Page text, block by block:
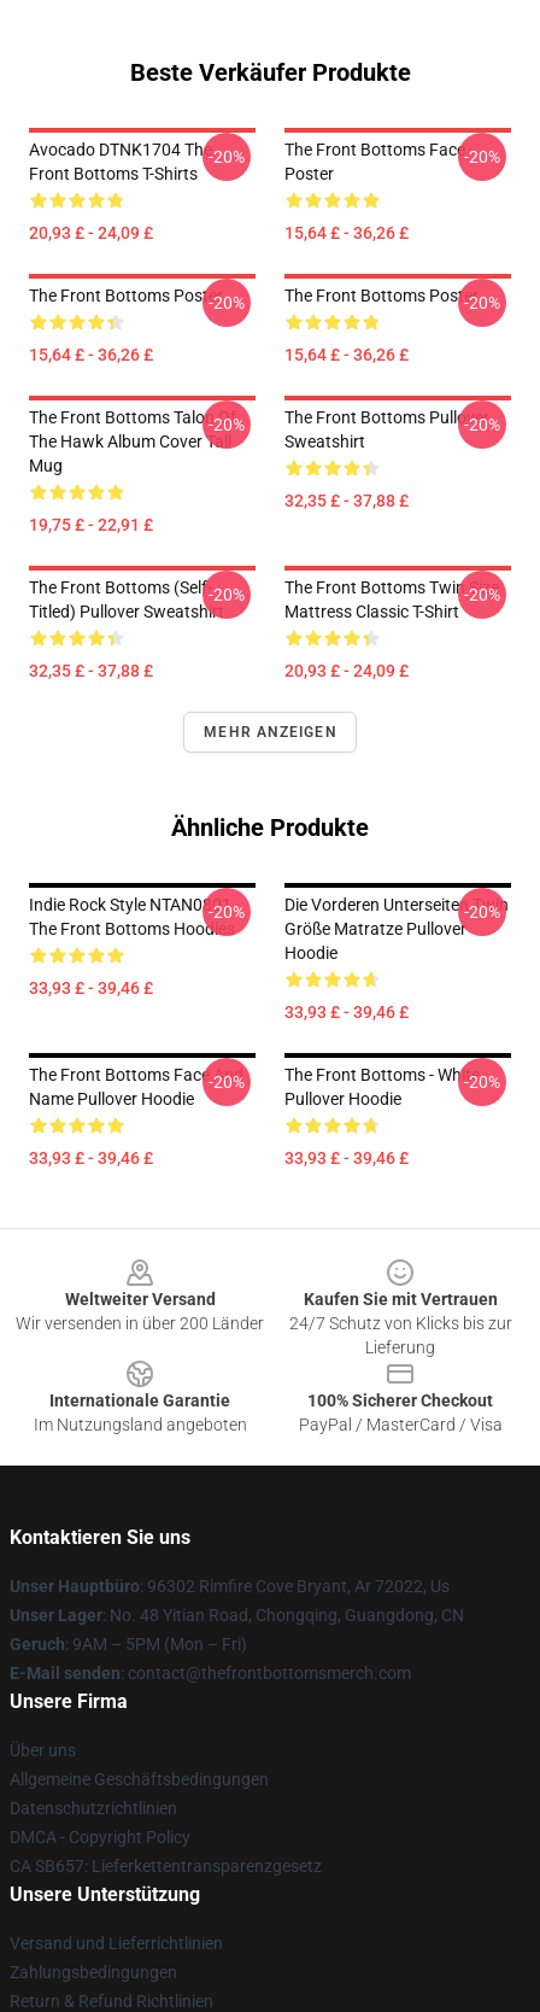
Beste Verkäufer Produkte
Avocado DTNK1704 The
Front Bottoms T-Shirts
20,93 £ - 24,09 £
-20%
The Front Bottoms Face
Poster
15,64 £ - 36,26 £
-20%
The Front Bottoms Poster
15,64 £ - 36,26 £
-20% The Front Bottoms Poster
15,64 £ - 36,26 £
-20%
The Front Bottoms Talon Of
The Hawk Album Cover Tall
Mug
19,75 £ - 22,91 £
-20%
The Front Bottoms Pullover
Sweatshirt
32,35 £ - 37,88 £
-20%
The Front Bottoms (Self-
Titled) Pullover Sweatshirt
32,35 £ - 37,88 £
-20%
The Front Bottoms Twin Size
Mattress Classic T-Shirt
20,93 £ - 24,09 £
-20%
MEHR ANZEIGEN
Ähnliche Produkte
Indie Rock Style NTAN0801
The Front Bottoms Hoodies
33,93 £ - 39,46 £
-20%
Die Vorderen Unterseiten Twin
Größe Matratze Pullover
Hoodie
33,93 £ - 39,46 £
-20%
The Front Bottoms Face And
Name Pullover Hoodie
33,93 £ - 39,46 £
-20%
The Front Bottoms - White
Pullover Hoodie
33,93 £ - 39,46 £
-20%
Weltweiter Versand
Wir versenden in über 200 Länder
Kaufen Sie mit Vertrauen
24/7 Schutz von Klicks bis zur
Lieferung
Internationale Garantie
Im Nutzungsland angeboten
100% Sicherer Checkout
PayPal / MasterCard / Visa
Kontaktieren Sie uns
Unser Hauptbüro: 96302 Rimfire Cove Bryant, Ar 72022, Us
Unser Lager: No. 48 Yitian Road, Chongqing, Guangdong, CN
Geruch: 9AM – 5PM (Mon – Fri)
E-Mail senden: contact@thefrontbottomsmerch.com
Unsere Firma
Über uns
Allgemeine Geschäftsbedingungen
Datenschutzrichtlinien
DMCA - Copyright Policy
CA SB657: Lieferkettentransparenzgesetz
Unsere Unterstützung
Versand und Lieferrichtlinien
Zahlungsbedingungen
Return & Refund Richtlinien